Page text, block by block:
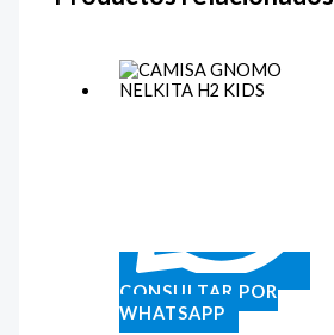
CONSULTAR POR
WHATSAPP